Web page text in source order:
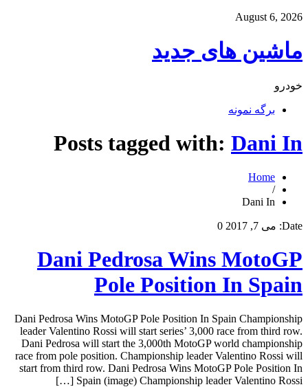
August 6, 2026
ماشین های جدید
خودرو
برگه نمونه
Posts tagged with: Dani In
Home
/
Dani In
Date: می 7, 2017 0
Dani Pedrosa Wins MotoGP
Pole Position In Spain
Dani Pedrosa Wins MotoGP Pole Position In Spain Championship
leader Valentino Rossi will start series’ 3,000 race from third row.
Dani Pedrosa will start the 3,000th MotoGP world championship
race from pole position. Championship leader Valentino Rossi will
start from third row. Dani Pedrosa Wins MotoGP Pole Position In
Spain (image) Championship leader Valentino Rossi […]